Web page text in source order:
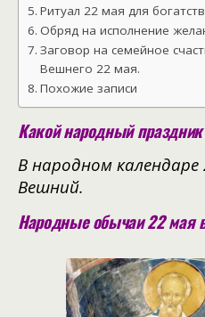
Ритуал 22 мая для
Обряд на исполнение
Заговор на семейное
Вешнего 22 мая.
Похожие записи
Какой народный
В народном
Вешний.
Народные обычаи 22 мая